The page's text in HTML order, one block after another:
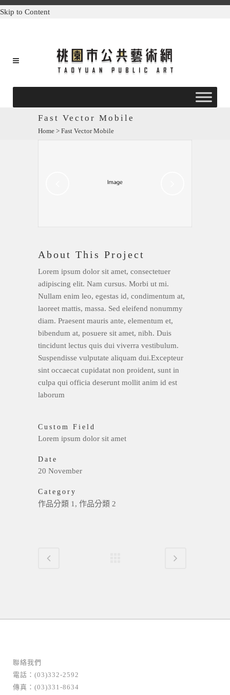
Skip to Content
Fast Vector Mobile
Home > Fast Vector Mobile
About This Project
Lorem ipsum dolor sit amet, consectetuer
adipiscing elit. Nam cursus. Morbi ut mi.
Nullam enim leo, egestas id, condimentum at,
laoreet mattis, massa. Sed eleifend nonummy
diam. Praesent mauris ante, elementum et,
bibendum at, posuere sit amet, nibh. Duis
tincidunt lectus quis dui viverra vestibulum.
Suspendisse vulputate aliquam dui.Excepteur
sint occaecat cupidatat non proident, sunt in
culpa qui officia deserunt mollit anim id est
laborum
Custom Field
Lorem ipsum dolor sit amet
Date
20 November
Category
作品分類 1, 作品分類 2
聯絡我們
電話：(03)332-2592
傳真：(03)331-8634